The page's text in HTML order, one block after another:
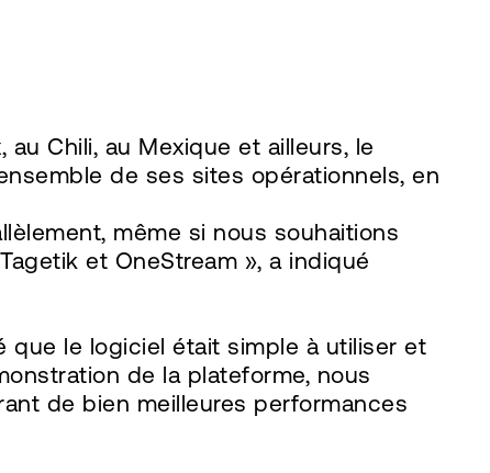
Chili, au Mexique et ailleurs, le
de ses sites opérationnels, en
même si nous souhaitions
et OneStream », a indiqué
que le logiciel était simple à utiliser et
de la plateforme, nous
de bien meilleures performances